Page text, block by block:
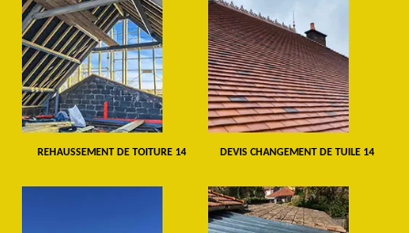
REHAUSSEMENT DE TOITURE 14 DEVIS CHANGEMENT DE TUILE 14